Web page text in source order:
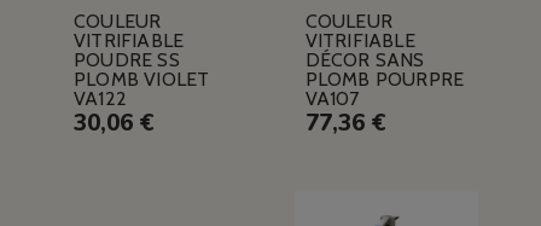
COULEUR
VITRIFIABLE
POUDRE SS
PLOMB VIOLET
VA122
30,06 €
COULEUR
VITRIFIABLE
DÉCOR SANS
PLOMB POURPRE
VA107
77,36 €